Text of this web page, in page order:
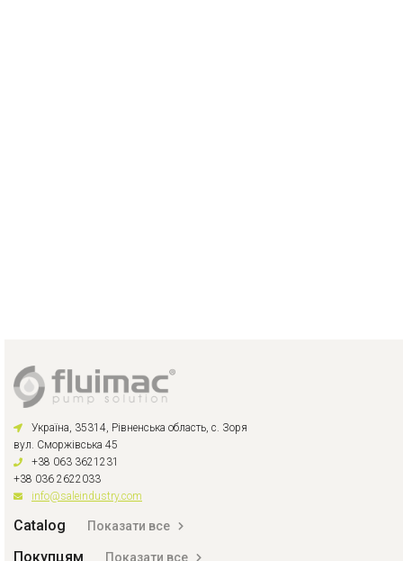
Україна, 35314, Рівненська область, с. Зоря
вул. Сморжівська 45
+38 063 3621231
+38 036 2622033
info@saleindustry.com
Catalog Показати все
Покупцям Показати все